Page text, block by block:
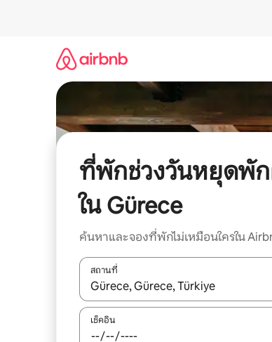
ที่พักช่วงวันหยุดพั
ใน Gürece
ค้นหาและจองที่พักไม่เหมือนใครใน
สถานที่
ใช้ลูกศรขึ้นลง หรือใช้การสัมผัสหรือปัด เพื่อ
เช็คอิน